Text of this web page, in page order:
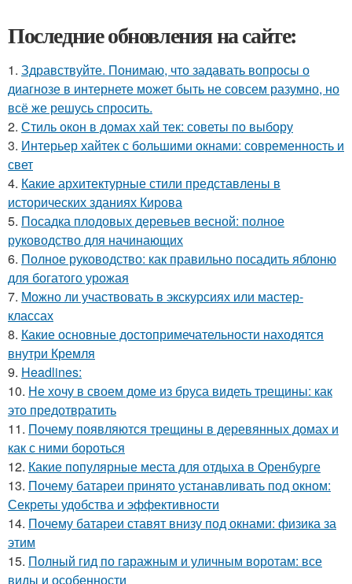
Последние обновления на сайте:
1. Здравствуйте. Понимаю, что задавать вопросы о
диагнозе в интернете может быть не совсем разумно, но
всё же решусь спросить.
2. Стиль окон в домах хай тек: советы по выбору
3. Интерьер хайтек с большими окнами: современность и
свет
4. Какие архитектурные стили представлены в
исторических зданиях Кирова
5. Посадка плодовых деревьев весной: полное
руководство для начинающих
6. Полное руководство: как правильно посадить яблоню
для богатого урожая
7. Можно ли участвовать в экскурсиях или мастер-
классах
8. Какие основные достопримечательности находятся
внутри Кремля
9. Headlines:
10. Не хочу в своем доме из бруса видеть трещины: как
это предотвратить
11. Почему появляются трещины в деревянных домах и
как с ними бороться
12. Какие популярные места для отдыха в Оренбурге
13. Почему батареи принято устанавливать под окном:
Секреты удобства и эффективности
14. Почему батареи ставят внизу под окнами: физика за
этим
15. Полный гид по гаражным и уличным воротам: все
виды и особенности